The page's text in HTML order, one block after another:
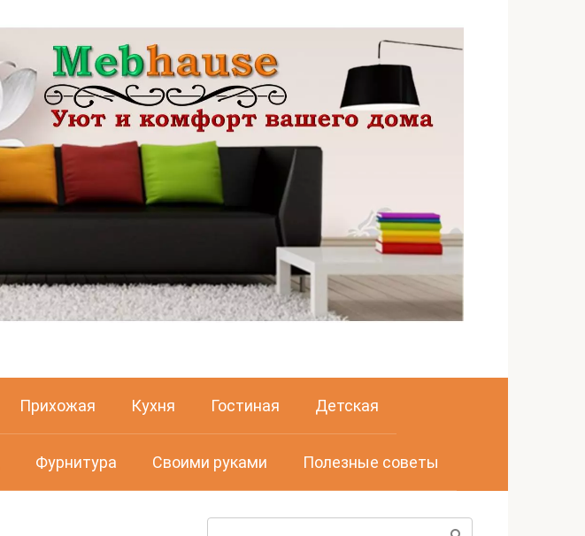
Прихожая Кухня Гостиная Детская
Фурнитура Своими руками Полезные советы